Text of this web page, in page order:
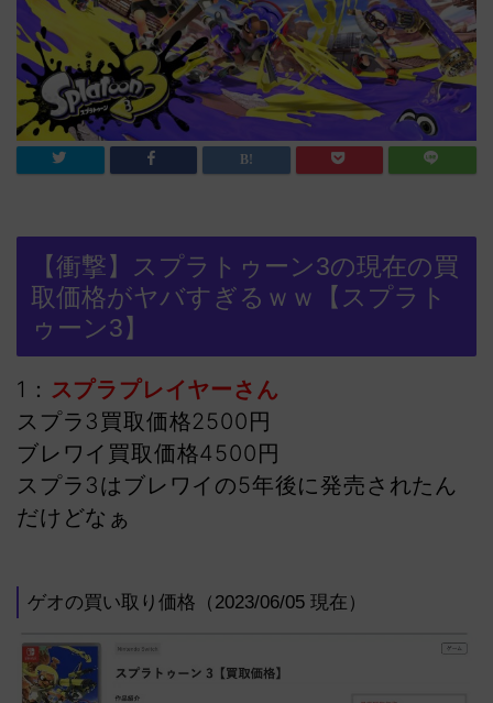
【衝撃】スプラトゥーン3の現在の買
取価格がヤバすぎるｗｗ【スプラト
ゥーン3】
1： スプラプレイヤーさん
スプラ3買取価格2500円
ブレワイ買取価格4500円
スプラ3はブレワイの5年後に発売されたん
だけどなぁ
ゲオの買い取り価格（2023/06/05 現在）